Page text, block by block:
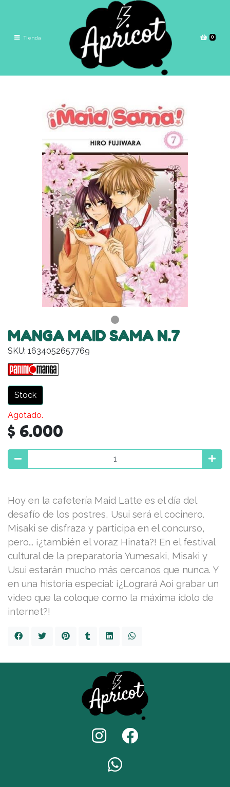
Tienda 0
MANGA MAID SAMA N.7
SKU: 1634052657769
Stock
Agotado.
$ 6.000
Hoy en la cafetería Maid Latte es el día del
desafío de los postres, Usui será el cocinero.
Misaki se disfraza y participa en el concurso,
pero... ¡¿también el voraz Hinata?! En el festival
cultural de la preparatoria Yumesaki, Misaki y
Usui estarán mucho más cercanos que nunca. Y
en una historia especial: ¡¿Logrará Aoi grabar un
video que la coloque como la máxima ídolo de
internet?!